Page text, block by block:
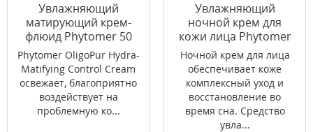
Увлажняющий
матирующий крем-
флюид Phytomer 50
мл
Phytomer OligoPur Hydra-
Matifying Control Cream
освежает, благоприятно
воздействует на
проблемную ко...
Увлажняющий
ночной крем для
кожи лица Phytomer
50 мл
Ночной крем для лица
обеспечивает коже
комплексный уход и
восстановление во
время сна. Средство
увла...